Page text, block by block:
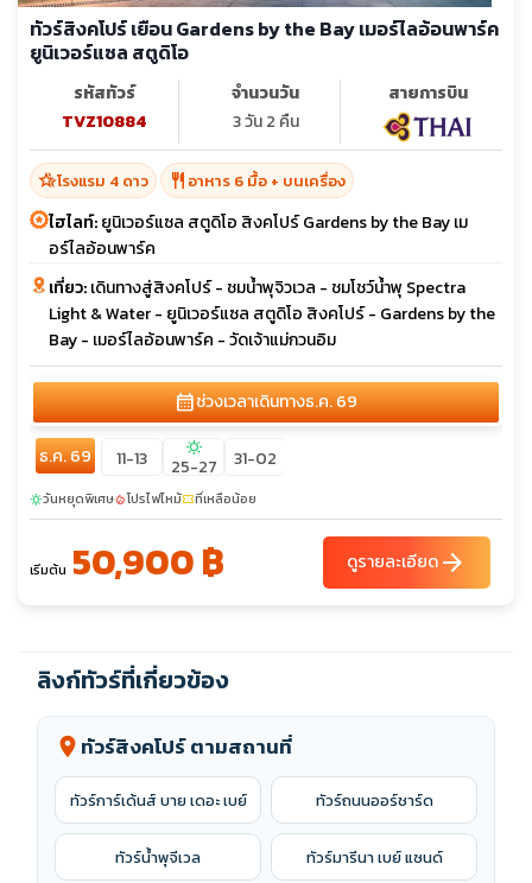
ทัวร์สิงคโปร์ เยือน Gardens by the Bay เมอร์ไลอ้อนพาร์ค
ยูนิเวอร์แซล สตูดิโอ
รหัสทัวร์
TVZ10884
จำนวนวัน
3 วัน 2 คืน
สายการบิน
hotel_classโรงแรม 4 ดาว restaurant อาหาร 6 มื้อ + บนเครื่อง
ไฮไลท์:ยูนิเวอร์แซล สตูดิโอ สิงคโปร์ Gardens by the Bay เม
อร์ไลอ้อนพาร์ค
เที่ยว:เดินทางสู่สิงคโปร์ - ชมน้ำพุจิวเวล - ชมโชว์น้ำพุ Spectra
Light & Water - ยูนิเวอร์แซล สตูดิโอ สิงคโปร์ - Gardens by the
Bay - เมอร์ไลอ้อนพาร์ค - วัดเจ้าแม่กวนอิม
calendar_monthช่วงเวลาเดินทางธ.ค. 69
ธ.ค. 69 11-13 sunny
25-27 31-02
sunnyวันหยุดพิเศษlocal_fire_departmentโปรไฟไหม้confirmation_numberที่เหลือน้อย
เริ่มต้น 50,900 ฿ ดูรายละเอียดarrow_forward
ลิงก์ทัวร์ที่เกี่ยวข้อง
location_on ทัวร์สิงคโปร์ ตามสถานที่
ทัวร์การ์เด้นส์ บาย เดอะ เบย์ ทัวร์ถนนออร์ชาร์ด
ทัวร์น้ำพุจีเวล ทัวร์มารีนา เบย์ แซนด์